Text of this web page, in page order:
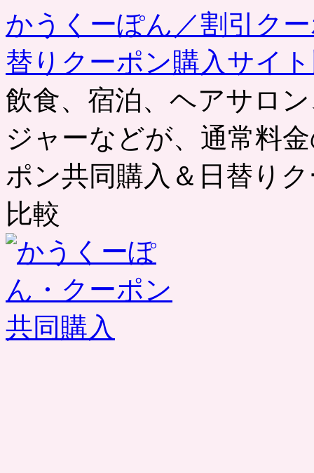
かうくーぽん／割引ク
替りクーポン購入サイ
飲食、宿泊、ヘアサロ
ジャーなどが、通常料
ポン共同購入＆日替り
比較